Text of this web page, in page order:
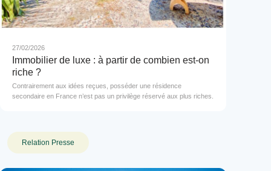
27/02/2026
Immobilier de luxe : à partir de combien est-on
riche ?
Contrairement aux idées reçues, posséder une résidence
secondaire en France n’est pas un privilège réservé aux plus riches.
Relation Presse